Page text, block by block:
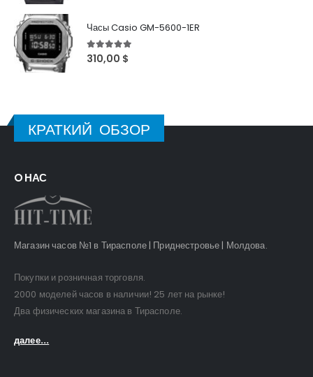
Часы Casio GM-5600-1ER
5out of 5
310,00 $
КРАТКИЙ ОБЗОР
O НАС
Магазин часов №1 в Тирасполе | Приднестровье | Молдова.
Покупки и розничная торговля.
2000 моделей часов в наличии! 25 лет на рынке!
Два физических магазина в Тирасполе.
далее...